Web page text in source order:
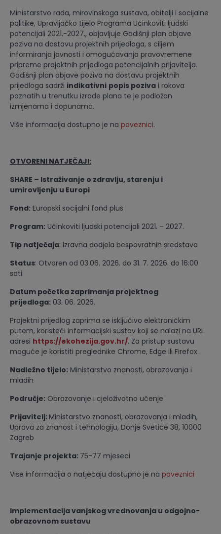
Ministarstvo rada, mirovinskoga sustava, obitelji i socijalne
politike, Upravljačko tijelo Programa Učinkoviti ljudski
potencijali 2021.-2027., objavljuje Godišnji plan objave
poziva na dostavu projektnih prijedloga, s ciljem
informiranja javnosti i omogućavanja pravovremene
pripreme projektnih prijedloga potencijalnih prijavitelja.
Godišnji plan objave poziva na dostavu projektnih
prijedloga sadrži indikativni popis poziva i rokova
poznatih u trenutku izrade plana te je podložan
izmjenama i dopunama.
Više informacija dostupno je na poveznici.
OTVORENI NATJEČAJI:
SHARE – Istraživanje o zdravlju, starenju i
umirovljenju u Europi
Fond: Europski socijalni fond plus
Program: Učinkoviti ljudski potencijali 2021. – 2027.
Tip natječaja: Izravna dodjela bespovratnih sredstava
Status: Otvoren od 03.06. 2026. do 31. 7. 2026. do 16:00
sati
Datum početka zaprimanja projektnog
prijedloga: 03. 06. 2026.
Projektni prijedlog zaprima se isključivo elektroničkim
putem, koristeći informacijski sustav koji se nalazi na URL
adresi https://ekohezija.gov.hr/. Za pristup sustavu
moguće je koristiti preglednike Chrome, Edge ili Firefox.
Nadležno tijelo: Ministarstvo znanosti, obrazovanja i
mladih
Područje: Obrazovanje i cjeloživotno učenje
Prijavitelj: Ministarstvo znanosti, obrazovanja i mladih,
Uprava za znanost i tehnologiju, Donje Svetice 38, 10000
Zagreb
Trajanje projekta: 75-77 mjeseci
Više informacija o natječaju dostupno je na poveznici
Implementacija vanjskog vrednovanja u odgojno-
obrazovnom sustavu